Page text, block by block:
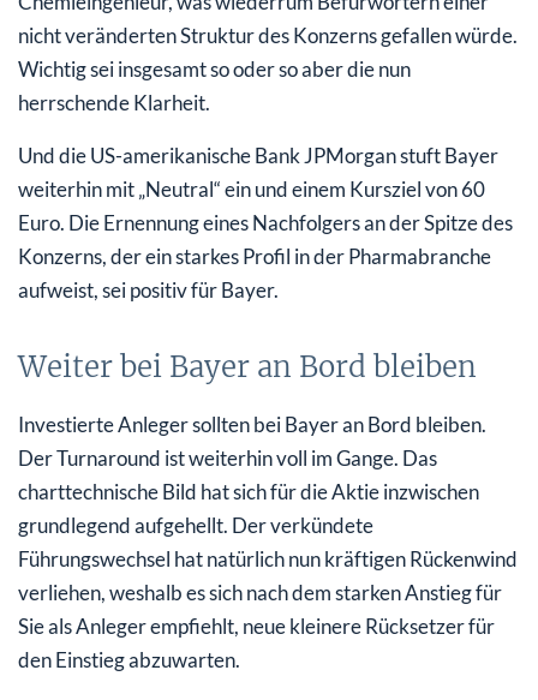
nicht veränderten Struktur des Konzerns gefallen würde.
Wichtig sei insgesamt so oder so aber die nun
herrschende Klarheit.
Und die US-amerikanische Bank JPMorgan stuft Bayer
weiterhin mit „Neutral“ ein und einem Kursziel von 60
Euro. Die Ernennung eines Nachfolgers an der Spitze des
Konzerns, der ein starkes Profil in der Pharmabranche
aufweist, sei positiv für Bayer.
Weiter bei Bayer an Bord bleiben
Investierte Anleger sollten bei Bayer an Bord bleiben.
Der Turnaround ist weiterhin voll im Gange. Das
charttechnische Bild hat sich für die Aktie inzwischen
grundlegend aufgehellt. Der verkündete
Führungswechsel hat natürlich nun kräftigen Rückenwind
verliehen, weshalb es sich nach dem starken Anstieg für
Sie als Anleger empfiehlt, neue kleinere Rücksetzer für
den Einstieg abzuwarten.